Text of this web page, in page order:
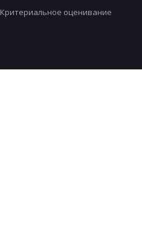
Критериальное оценивание